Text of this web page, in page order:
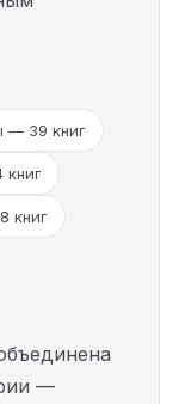
— 39 книг
книг
книг
—